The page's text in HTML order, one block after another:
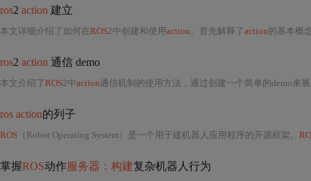
ros2 action 建立
本文详细介绍了如何在ROS2中创建和使用action。首先解释了action的基本概
ros2 action 通信 demo
本文介绍了ROS2中action 通信机制的使用方法，通过创建一个简单的demo来
ros action的列子
ROS （Robot Operating System）是一个用于建机器人应用程序的开源框架。
掌握ROS动作服务器：构建复杂机器人行为